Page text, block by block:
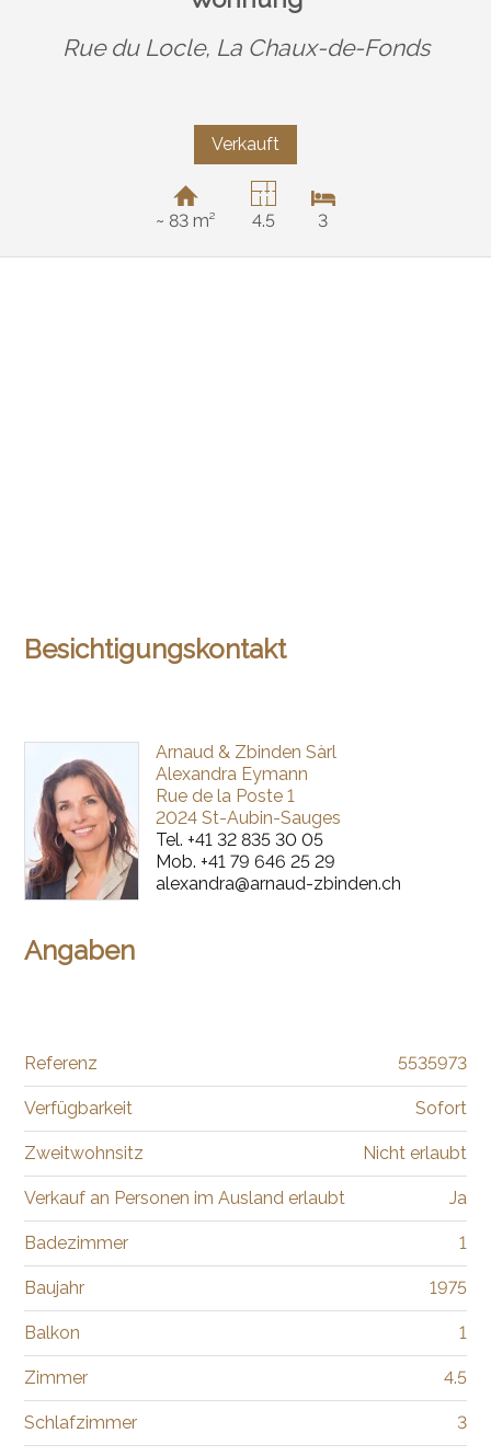
Rue du Locle, La Chaux-de-Fonds
Verkauft
~ 83 m² 4.5 3
Besichtigungskontakt
Arnaud & Zbinden Sàrl
Alexandra Eymann
Rue de la Poste 1
2024 St-Aubin-Sauges
Tel. +41 32 835 30 05
Mob. +41 79 646 25 29
alexandra@arnaud-zbinden.ch
Angaben
Referenz 5535973
Verfügbarkeit Sofort
Zweitwohnsitz Nicht erlaubt
Verkauf an Personen im Ausland erlaubt Ja
Badezimmer 1
Baujahr 1975
Balkon 1
Zimmer 4.5
Schlafzimmer 3